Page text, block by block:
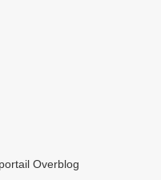
Overblog